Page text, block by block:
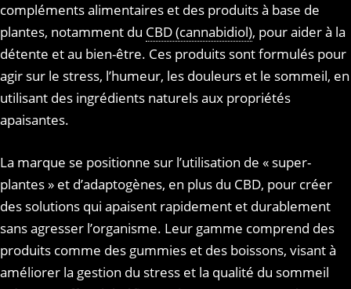
compléments alimentaires et des produits à base de
plantes, notamment du CBD (cannabidiol), pour aider à la
détente et au bien-être. Ces produits sont formulés pour
agir sur le stress, l’humeur, les douleurs et le sommeil, en
utilisant des ingrédients naturels aux propriétés
apaisantes.
La marque se positionne sur l’utilisation de « super-
plantes » et d’adaptogènes, en plus du CBD, pour créer
des solutions qui apaisent rapidement et durablement
sans agresser l’organisme. Leur gamme comprend des
produits comme des gummies et des boissons, visant à
améliorer la gestion du stress et la qualité du sommeil